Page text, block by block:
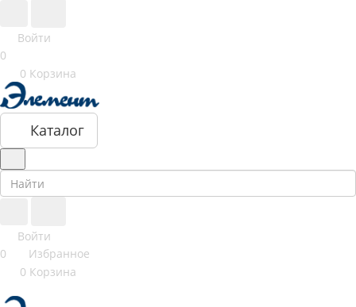
Войти
0
0 Корзина
Каталог
Войти
0
Избранное
0 Корзина